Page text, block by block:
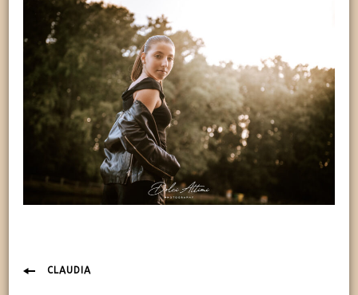
Navigazione
CLAUDIA